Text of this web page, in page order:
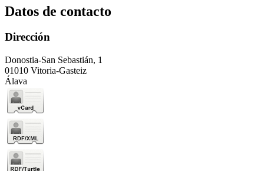
Datos de contacto
Dirección
Donostia-San Sebastián, 1
01010 Vitoria-Gasteiz
Álava